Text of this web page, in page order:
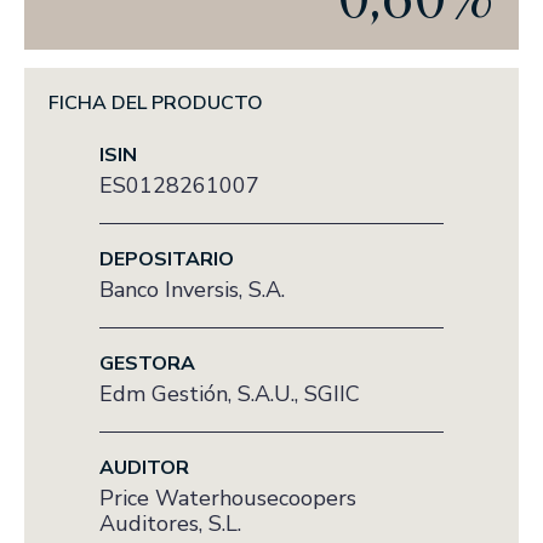
EL OFICIO DE INVERTIR
PRENSA
ANUNCIOS CORPORATIVOS
NUESTRA TRAYECTORIA EN ESG
NUESTRO COMPROMISO
NUESTRAS POLÍTICAS
FICHA DEL PRODUCTO
ISIN
ES0128261007
DEPOSITARIO
Banco Inversis, S.A.
GESTORA
Edm Gestión, S.A.U., SGIIC
AUDITOR
Price Waterhousecoopers
Auditores, S.L.